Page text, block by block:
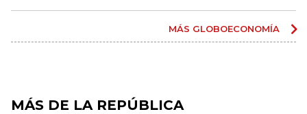
MÁS GLOBOECONOMÍA
MÁS DE LA REPÚBLICA